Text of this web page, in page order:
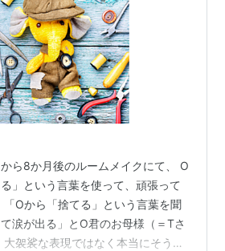
ら8か月後のルームメイクにて、 O
」という言葉を使って、頑張って
Oから「捨てる」という言葉を聞
涙が出る」とO君のお母様（＝Tさ
袈裟な表現ではなく本当にそうな